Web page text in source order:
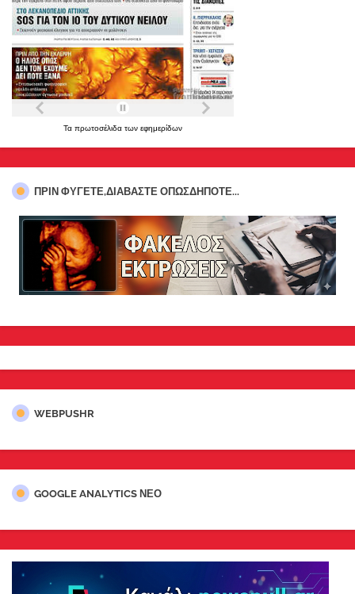
Τα πρωτοσέλιδα των εφημερίδων
ΠΡΊΝ ΦΎΓΕΤΕ,ΔΙΑΒΆΣΤΕ ΟΠΩΣΔΉΠΟΤΕ...
WEBPUSHR
GOOGLE ANALYTICS ΝΕΟ